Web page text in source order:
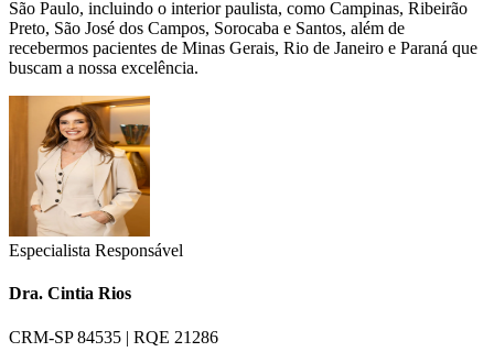
São Paulo, incluindo o interior paulista, como Campinas, Ribeirão
Preto, São José dos Campos, Sorocaba e Santos, além de
recebermos pacientes de Minas Gerais, Rio de Janeiro e Paraná que
buscam a nossa excelência.
Especialista Responsável
Dra. Cintia Rios
CRM-SP 84535 | RQE 21286